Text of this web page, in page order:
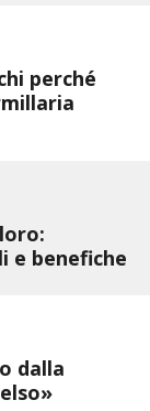
perché
e benefiche
dalla